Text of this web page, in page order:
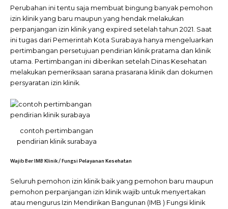
Perubahan ini tentu saja membuat bingung banyak pemohon
izin klinik yang baru maupun yang hendak melakukan
perpanjangan izin klinik yang expired setelah tahun 2021. Saat
ini tugas dari Pemerintah Kota Surabaya hanya mengeluarkan
pertimbangan persetujuan pendirian klinik pratama dan klinik
utama. Pertimbangan ini diberikan setelah Dinas Kesehatan
melakukan pemeriksaan sarana prasarana klinik dan dokumen
persyaratan izin klinik.
contoh pertimbangan
pendirian klinik surabaya
Wajib Ber IMB Klinik / Fungsi Pelayanan Kesehatan
Seluruh pemohon izin klinik baik yang pemohon baru maupun
pemohon perpanjangan izin klinik wajib untuk menyertakan
atau mengurus Izin Mendirikan Bangunan (IMB ) Fungsi klinik